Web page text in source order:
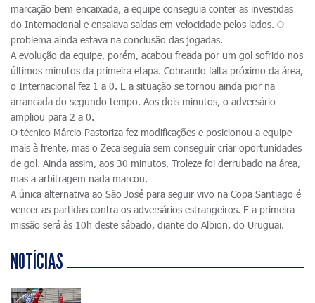
marcação bem encaixada, a equipe conseguia conter as investidas
do Internacional e ensaiava saídas em velocidade pelos lados. O
problema ainda estava na conclusão das jogadas.
A evolução da equipe, porém, acabou freada por um gol sofrido nos
últimos minutos da primeira etapa. Cobrando falta próximo da área,
o Internacional fez 1 a 0. E a situação se tornou ainda pior na
arrancada do segundo tempo. Aos dois minutos, o adversário
ampliou para 2 a 0.
O técnico Márcio Pastoriza fez modificações e posicionou a equipe
mais à frente, mas o Zeca seguia sem conseguir criar oportunidades
de gol. Ainda assim, aos 30 minutos, Troleze foi derrubado na área,
mas a arbitragem nada marcou.
A única alternativa ao São José para seguir vivo na Copa Santiago é
vencer as partidas contra os adversários estrangeiros. E a primeira
missão será às 10h deste sábado, diante do Albion, do Uruguai.
NOTÍCIAS